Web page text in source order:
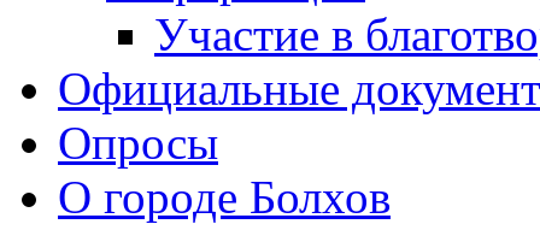
Участие в
Официальные
Опросы
О городе Болхов